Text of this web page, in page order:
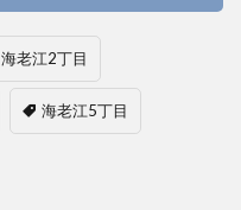
海老江2丁目
海老江5丁目